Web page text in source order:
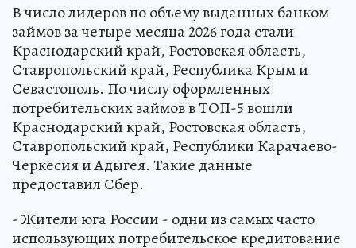
В число лидеров по объему выданных банком
займов за четыре месяца 2026 года стали
Краснодарский край, Ростовская область,
Ставропольский край, Республика Крым и
Севастополь. По числу оформленных
потребительских займов в ТОП-5 вошли
Краснодарский край, Ростовская область,
Ставропольский край, Республики Карачаево-
Черкесия и Адыгея. Такие данные
предоставил Сбер.
- Жители юга России - одни из самых часто
использующих потребительское кредитование